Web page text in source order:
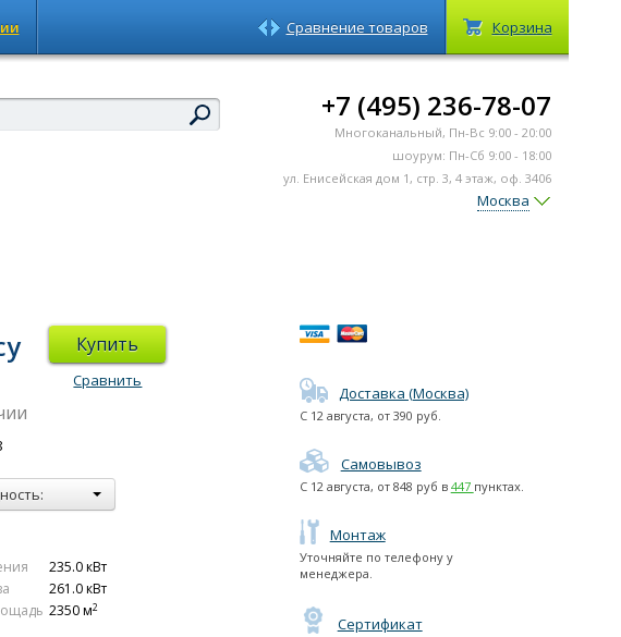
Сравнение товаров Корзина
+7 (495) 236-78-07
Многоканальный, Пн-Вс 9:00 - 20:00
шоурум: Пн-Сб 9:00 - 18:00
ул. Енисейская дом 1, стр. 3, 4 этаж, оф. 3406
Москва
Купить
Сравнить
235.0 кВт
261.0 кВт
2350 м2
Доставка (Москва)
С 12 августа, от 390 руб.
Самовывоз
С 12 августа, от 848 руб в 447 пунктах.
Монтаж
Уточняйте по телефону у
менеджера.
Сертификат